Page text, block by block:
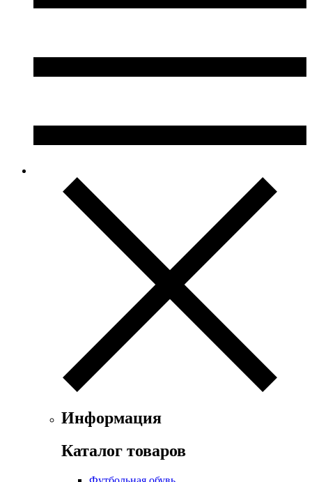
Информация
Каталог товаров